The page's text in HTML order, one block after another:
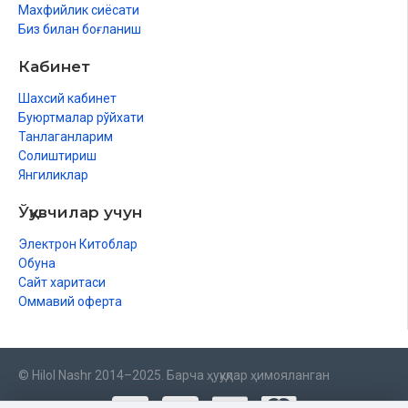
МАШҲУР МАСЖИДЛАР
Масжидун-Набавий
Махфийлик сиёсати
Биз билан боғланиш
Кабинет
Шахсий кабинет
Буюртмалар рўйхати
Танлаганларим
Солиштириш
Янгиликлар
Ўқувчилар учун
Электрон Китоблар
Обуна
Сайт харитаси
Оммавий оферта
© Hilol Nashr 2014–2025. Барча ҳуқуқлар ҳимояланган